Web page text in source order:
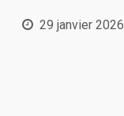
29 janvier 2026